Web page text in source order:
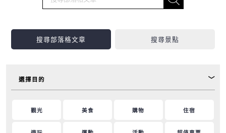
搜尋部落格文章 搜尋景點
選擇目的
觀光 美食 購物 住宿